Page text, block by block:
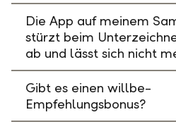
Die App auf meinem
stürzt beim
ab und lässt sich nicht
Gibt es einen willbe-
Empfehlungsbonus?